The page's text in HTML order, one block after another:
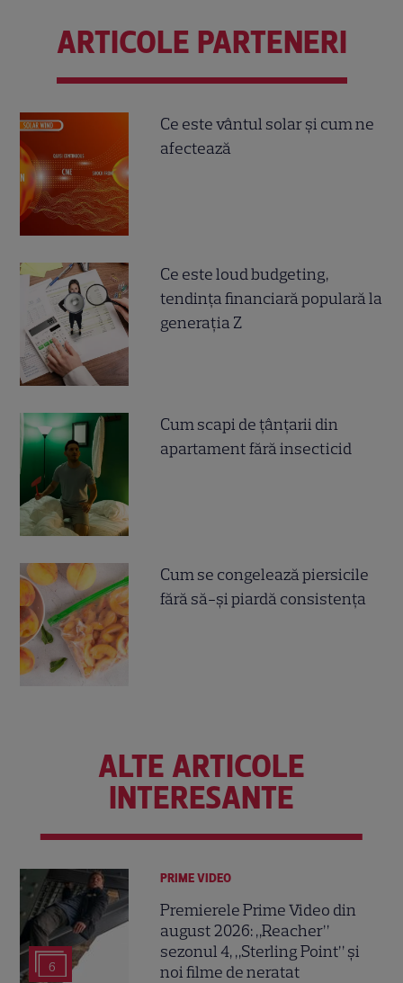
ARTICOLE PARTENERI
Ce este vântul solar și cum ne
afectează
Ce este loud budgeting,
tendința financiară populară la
generația Z
Cum scapi de țânțarii din
apartament fără insecticid
Cum se congelează piersicile
fără să-și piardă consistența
ALTE ARTICOLE
INTERESANTE
6
PRIME VIDEO
Premierele Prime Video din
august 2026: „Reacher”
sezonul 4, „Sterling Point” și
noi filme de neratat